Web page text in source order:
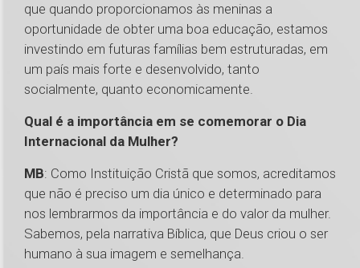
que quando proporcionamos às meninas a
oportunidade de obter uma boa educação, estamos
investindo em futuras famílias bem estruturadas, em
um país mais forte e desenvolvido, tanto
socialmente, quanto economicamente.
Qual é a importância em se comemorar o Dia
Internacional da Mulher?
MB: Como Instituição Cristã que somos, acreditamos
que não é preciso um dia único e determinado para
nos lembrarmos da importância e do valor da mulher.
Sabemos, pela narrativa Bíblica, que Deus criou o ser
humano à sua imagem e semelhança.